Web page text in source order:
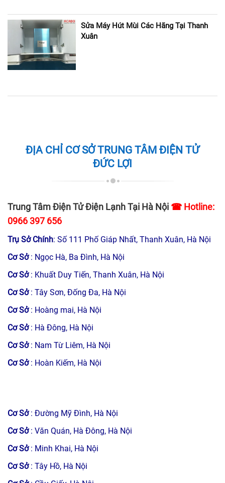
Sửa Máy Hút Mùi Các Hãng Tại Thanh
Xuân
ĐỊA CHỈ CƠ SỞ TRUNG TÂM ĐIỆN TỬ
ĐỨC LỢI
Trung Tâm Điện Tử Điện Lạnh Tại Hà Nội ☎ Hotline:
0966 397 656
Trụ Sở Chính: Số 111 Phố Giáp Nhất, Thanh Xuân, Hà Nội
Cơ Sở : Ngọc Hà, Ba Đình, Hà Nội
Cơ Sở : Khuất Duy Tiến, Thanh Xuân, Hà Nội
Cơ Sở : Tây Sơn, Đống Đa, Hà Nội
Cơ Sở: Hoàng mai, Hà Nội
Cơ Sở : Hà Đông, Hà Nội
Cơ Sở : Nam Từ Liêm, Hà Nội
Cơ Sở : Hoàn Kiếm, Hà Nội
Cơ Sở : Đường Mỹ Đình, Hà Nội
Cơ Sở : Văn Quán, Hà Đông, Hà Nội
Cơ Sở : Minh Khai, Hà Nội
Cơ Sở : Tây Hồ, Hà Nội